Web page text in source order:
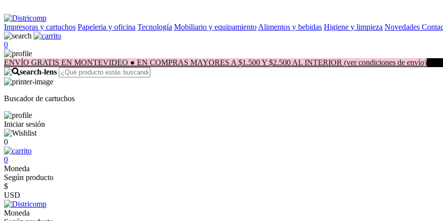
Impresoras y cartuchos Papeleria y oficina Tecnología Mobiliario y equipamiento Alimentos y bebidas Higiene y limpieza Novedades
0
ENVÍO GRATIS EN MONTEVIDEO ● EN COMPRAS MAYORES A $1.500 Y $2.500 AL INTERIOR (ver condiciones de envío)
Buscador de cartuchos
Iniciar sesión
0
0
Moneda
Según producto
$
USD
Moneda